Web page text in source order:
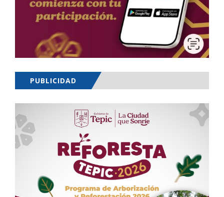
PUBLICIDAD